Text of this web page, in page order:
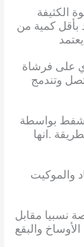
الكثيفة
بأقل كمية من
على فرشاة
وتندمج
بواسطة
.انها
والموكيت
نسبيا مقابل
والبقع